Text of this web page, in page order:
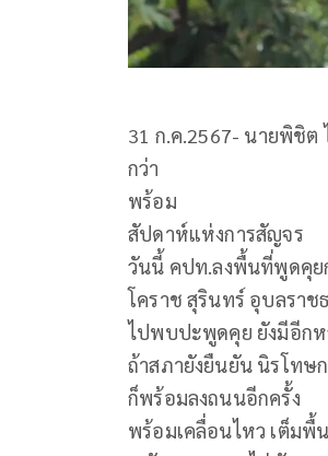
31 ก.ค.2567- นายพิชิ
กว่า
พร้อม
สัปดาห์แห่งการสัญจร
วันนี้ คปท.ลงพื้นที่พูดคุย
โคราช สุรินทร์ อุบลรา
ไปพบปะพูดคุย ยังมีอีก
ถ้าสภายังยืนยัน นิรโทษ
ก็พร้อมลงถนนอีกครั้ง
พร้อมเคลื่อนไหว เต็มพื้